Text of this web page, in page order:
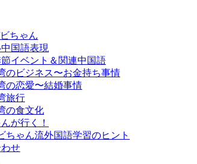
ちゃん
国語表現
イベント＆関連中国語
のビジネス〜お金持ち事情
の恋愛〜結婚事情
旅行
の食文化
が行く！
ちゃん流外国語学習のヒント
せ